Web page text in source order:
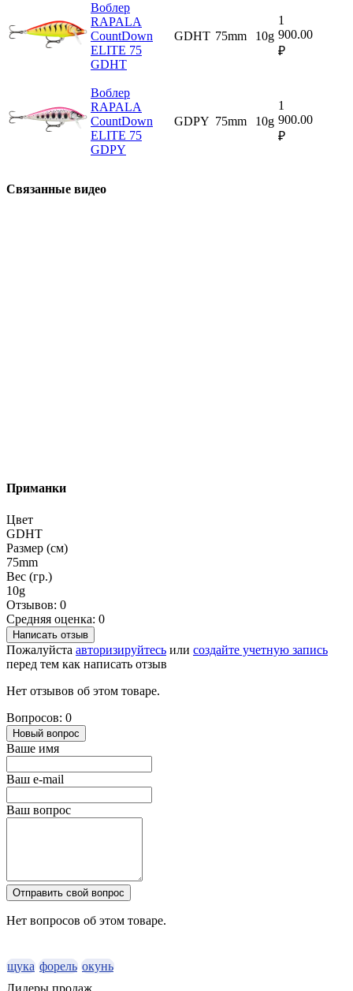
Воблер
RAPALA
CountDown
ELITE 75
GDHT
GDHT 75mm 10g
1
900.00
₽
Воблер
RAPALA
CountDown
ELITE 75
GDPY
GDPY 75mm 10g
1
900.00
₽
Связанные видео
Приманки
Цвет
GDHT
Размер (см)
75mm
Вес (гр.)
10g
Отзывов: 0
Средняя оценка: 0
Написать отзыв
Пожалуйста авторизируйтесь или создайте учетную запись
перед тем как написать отзыв
Нет отзывов об этом товаре.
Вопросов: 0
Новый вопрос
Ваше имя
Ваш e-mail
Ваш вопрос
Отправить свой вопрос
Нет вопросов об этом товаре.
щука форель окунь
Лидеры продаж